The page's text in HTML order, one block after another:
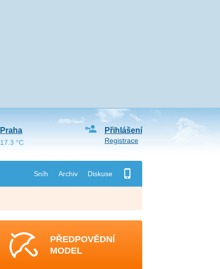
Sníh Archiv Diskuse
Přihlášení
Registrace
Praha
17.3 °C
PŘEDPOVĚDNÍ
MODEL